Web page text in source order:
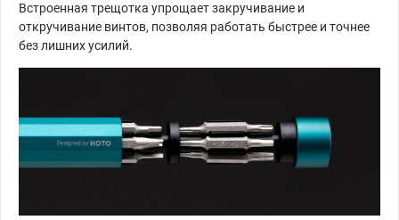
Встроенная трещотка упрощает закручивание и
откручивание винтов, позволяя работать быстрее и точнее
без лишних усилий.